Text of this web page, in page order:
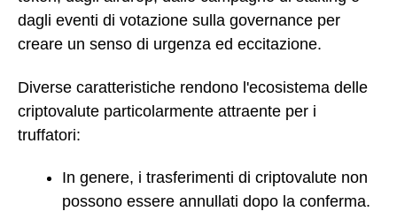
dagli eventi di votazione sulla governance per
creare un senso di urgenza ed eccitazione.
Diverse caratteristiche rendono l'ecosistema delle
criptovalute particolarmente attraente per i
truffatori:
In genere, i trasferimenti di criptovalute non
possono essere annullati dopo la conferma.